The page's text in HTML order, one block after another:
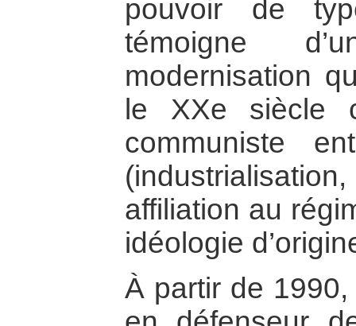
pouvoir de
témoigne
modernisation
le XXe siècle
communiste
affiliation au
idéologie
À partir de